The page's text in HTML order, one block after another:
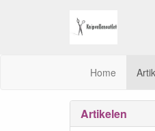
Home
Artikelen